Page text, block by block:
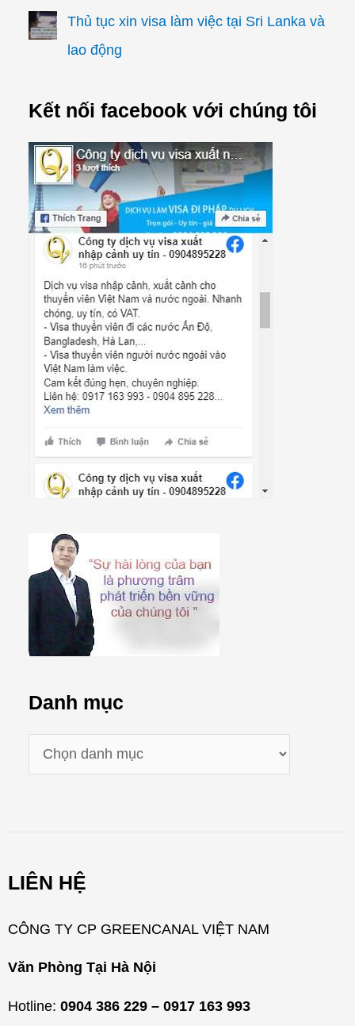
Thủ tục xin visa làm việc tại Sri Lanka và
lao động
Kết nối facebook với chúng tôi
Danh mục
a
ụ
LIÊN HỆ
CÔNG TY CP GREENCANAL VIỆT NAM
Văn Phòng Tại Hà Nội
Hotline: 0904 386 229 – 0917 163 993